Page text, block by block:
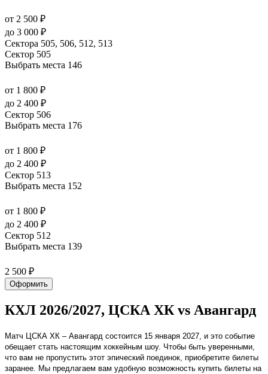
от 2 500 ₽
до 3 000 ₽
Сектора 505, 506, 512, 513
Сектор 505
Выбрать места 146
от 1 800 ₽
до 2 400 ₽
Сектор 506
Выбрать места 176
от 1 800 ₽
до 2 400 ₽
Сектор 513
Выбрать места 152
от 1 800 ₽
до 2 400 ₽
Сектор 512
Выбрать места 139
2 500 ₽
Оформить
КХЛ 2026/2027, ЦСКА ХК vs Авангард
Матч ЦСКА ХК – Авангард состоится 15 января 2027, и это событие
обещает стать настоящим хоккейным шоу. Чтобы быть уверенными,
что вам не пропустить этот эпический поединок, приобретите билеты
заранее. Мы предлагаем вам удобную возможность купить билеты на